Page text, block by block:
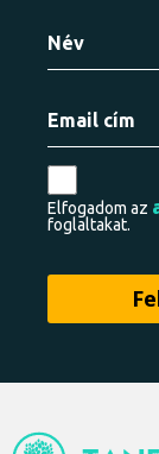
Elfogadom az
foglaltakat.